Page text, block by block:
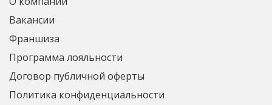
Вакансии
Франшиза
Программа лояльности
Договор публичной оферты
Политика конфиденциальности